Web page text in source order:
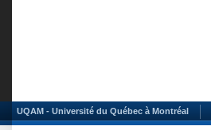
UQAM - Université du Québec à Montréal